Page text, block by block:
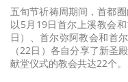
五旬节祈祷周期间，首都
以5月19日首尔上溪教会
日）、首尔弥阿教会和首
（22日）各自分享了新圣
献堂仪式的教会共达22个。